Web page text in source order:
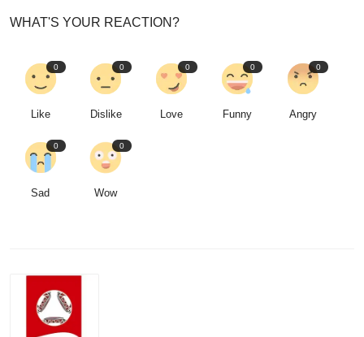
WHAT'S YOUR REACTION?
0
Like
0
Dislike
0
Love
0
Funny
0
Angry
0
Sad
0
Wow